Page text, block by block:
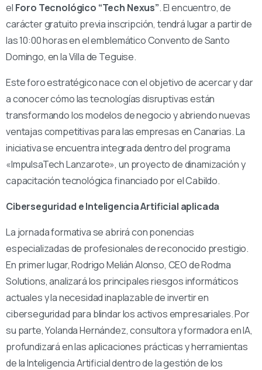
el Foro Tecnológico “Tech Nexus”. El encuentro, de
carácter gratuito previa inscripción, tendrá lugar a partir de
las 10:00 horas en el emblemático Convento de Santo
Domingo, en la Villa de Teguise.
Este foro estratégico nace con el objetivo de acercar y dar
a conocer cómo las tecnologías disruptivas están
transformando los modelos de negocio y abriendo nuevas
ventajas competitivas para las empresas en Canarias. La
iniciativa se encuentra integrada dentro del programa
«ImpulsaTech Lanzarote», un proyecto de dinamización y
capacitación tecnológica financiado por el Cabildo.
Ciberseguridad e Inteligencia Artificial aplicada
La jornada formativa se abrirá con ponencias
especializadas de profesionales de reconocido prestigio.
En primer lugar, Rodrigo Melián Alonso, CEO de Rodma
Solutions, analizará los principales riesgos informáticos
actuales y la necesidad inaplazable de invertir en
ciberseguridad para blindar los activos empresariales. Por
su parte, Yolanda Hernández, consultora y formadora en IA,
profundizará en las aplicaciones prácticas y herramientas
de la Inteligencia Artificial dentro de la gestión de los